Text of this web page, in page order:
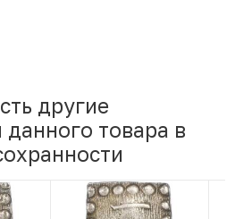
другие
товара в